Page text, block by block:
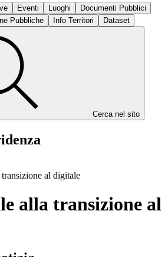
Eventi Luoghi
Documenti Pubblici
Pubbliche Info Territori Dataset
Cerca nel sito
al digitale
alla transizione al